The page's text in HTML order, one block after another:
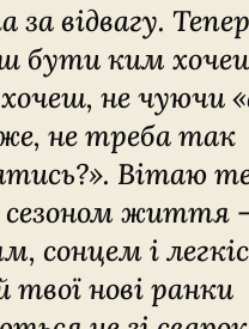
за відвагу.
бути ким
не чуючи
не треба так
Вітаю
життя
сонцем і
твої нові ранки